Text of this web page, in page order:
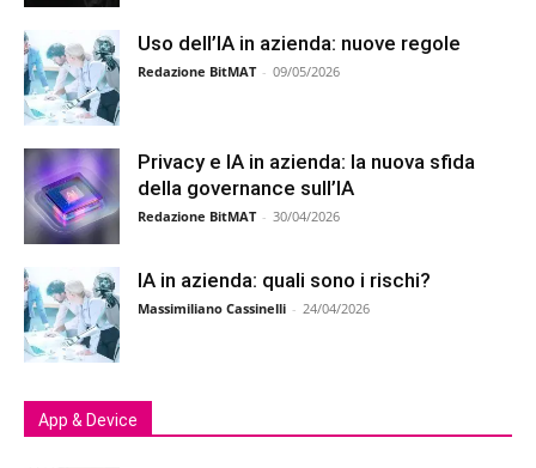
Uso dell’IA in azienda: nuove regole
Redazione BitMAT - 09/05/2026
Privacy e IA in azienda: la nuova sfida
della governance sull’IA
Redazione BitMAT - 30/04/2026
IA in azienda: quali sono i rischi?
Massimiliano Cassinelli - 24/04/2026
App & Device